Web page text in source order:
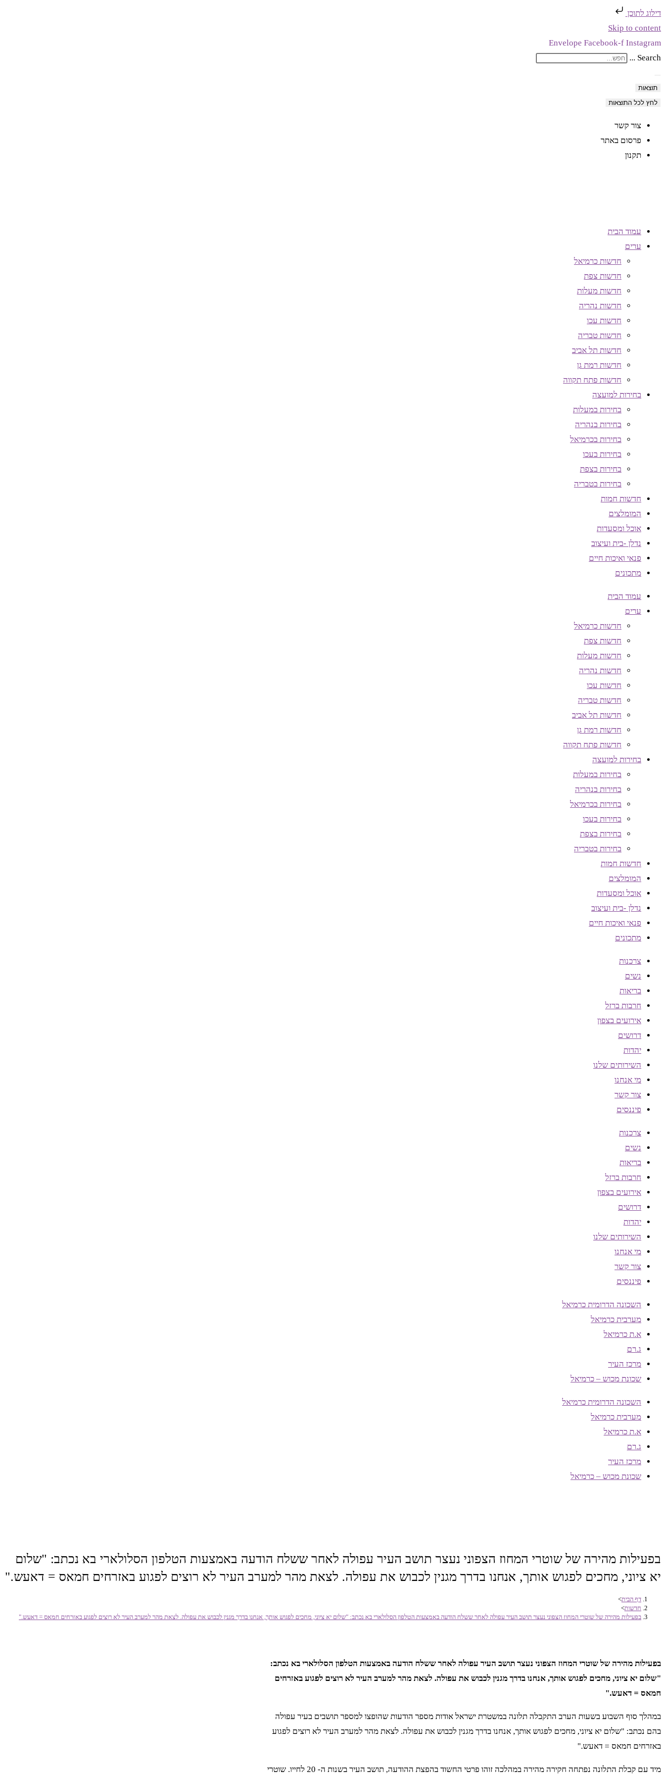
דילוג לתוכן
Skip to content
Envelope Facebook-f Instagram
Search ...
תוצאות
לחץ לכל התוצאות
צור קשר
פרסום באתר
תקנון
עמוד הבית
ערים
חדשות כרמיאל
חדשות צפת
חדשות מעלות
חדשות נהריה
חדשות עכו
חדשות טבריה
חדשות תל אביב
חדשות רמת גן
חדשות פתח תקווה
בחירות למועצה
בחירות במעלות
בחירות בנהריה
בחירות בכרמיאל
בחירות בעכו
בחירות בצפת
בחירות בטבריה
חדשות חמות
המומלצים
אוכל ומסעדות
נדלן -בית ועיצוב
פנאי ואיכות חיים
מתכונים
עמוד הבית
ערים
חדשות כרמיאל
חדשות צפת
חדשות מעלות
חדשות נהריה
חדשות עכו
חדשות טבריה
חדשות תל אביב
חדשות רמת גן
חדשות פתח תקווה
בחירות למועצה
בחירות במעלות
בחירות בנהריה
בחירות בכרמיאל
בחירות בעכו
בחירות בצפת
בחירות בטבריה
חדשות חמות
המומלצים
אוכל ומסעדות
נדלן -בית ועיצוב
פנאי ואיכות חיים
מתכונים
צרכנות
נשים
בריאות
חרבות ברזל
אירועים בצפון
דרושים
יהדות
השירותים שלנו
מי אנחנו
צור קשר
פיננסים
צרכנות
נשים
בריאות
חרבות ברזל
אירועים בצפון
דרושים
יהדות
השירותים שלנו
מי אנחנו
צור קשר
פיננסים
השכונה הדרומית כרמיאל
מערבית כרמיאל
א.ת כרמיאל
ג.רם
מרכז העיר
שכונת מכוש – כרמיאל
השכונה הדרומית כרמיאל
מערבית כרמיאל
א.ת כרמיאל
ג.רם
מרכז העיר
שכונת מכוש – כרמיאל
בפעילות מהירה של שוטרי המחוז הצפוני נעצר תושב העיר עפולה לאחר ששלח הודעה באמצעות הטלפון הסלולארי בא נכתב: "שלום
יא ציוני, מחכים לפגוש אותך, אנחנו בדרך מגנין לכבוש את עפולה. לצאת מהר למערב העיר לא רוצים לפגוע באזרחים חמאס = דאעש."
דף הבית>
חדשות>
בפעילות מהירה של שוטרי המחוז הצפוני נעצר תושב העיר עפולה לאחר ששלח הודעה באמצעות הטלפון הסלולארי בא נכתב: "שלום יא ציוני, מחכים לפגוש אותך, אנחנו בדרך מגנין לכבוש את עפולה. לצאת מהר למערב העיר לא רוצים לפגוע באזרחים חמאס = דאעש."
בפעילות מהירה של שוטרי המחוז הצפוני נעצר תושב העיר עפולה לאחר ששלח הודעה באמצעות הטלפון הסלולארי בא נכתב:
"שלום יא ציוני, מחכים לפגוש אותך, אנחנו בדרך מגנין לכבוש את עפולה. לצאת מהר למערב העיר לא רוצים לפגוע באזרחים
חמאס = דאעש."
במהלך סוף השבוע בשעות הערב התקבלה תלונה במשטרת ישראל אודות מספר הודעות שהופצו למספר תושבים בעיר עפולה
בהם נכתב: "שלום יא ציוני, מחכים לפגוש אותך, אנחנו בדרך מגנין לכבוש את עפולה. לצאת מהר למערב העיר לא רוצים לפגוע
באזרחים חמאס = דאעש."
מיד עם קבלת התלונה נפתחה חקירה מהירה במהלכה זוהו פרטי החשוד בהפצת ההודעה, תושב העיר בשנות ה- 20 לחייו. שוטרי